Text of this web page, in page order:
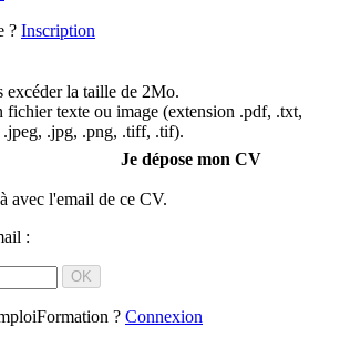
? Inscription
excéder la taille de 2Mo.
texte ou image (extension .pdf, .txt,
.jpg, .png, .tiff, .tif).
Je dépose mon CV
avec l'email de ce CV.
:
OK
? Connexion